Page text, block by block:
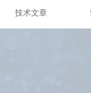
技术文章